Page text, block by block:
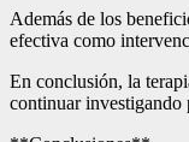
Además de los
efectiva como
En conclusión, la
continuar investigando